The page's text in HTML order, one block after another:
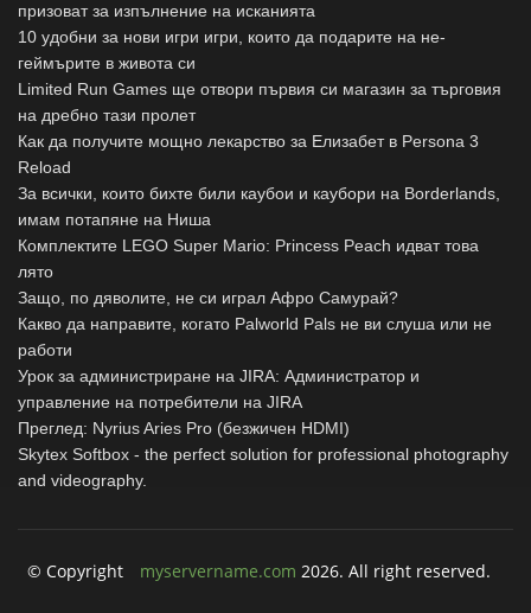
призоват за изпълнение на исканията
10 удобни за нови игри игри, които да подарите на не-
геймърите в живота си
Limited Run Games ще отвори първия си магазин за търговия
на дребно тази пролет
Как да получите мощно лекарство за Елизабет в Persona 3
Reload
За всички, които бихте били каубои и каубори на Borderlands,
имам потапяне на Ниша
Комплектите LEGO Super Mario: Princess Peach идват това
лято
Защо, по дяволите, не си играл Афро Самурай?
Какво да направите, когато Palworld Pals не ви слуша или не
работи
Урок за администриране на JIRA: Администратор и
управление на потребители на JIRA
Преглед: Nyrius Aries Pro (безжичен HDMI)
Skytex Softbox - the perfect solution for professional photography
and videography.
© Copyright myservername.com 2026. All right reserved.